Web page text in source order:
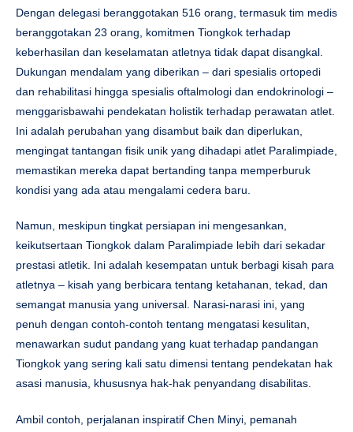
Dengan delegasi beranggotakan 516 orang, termasuk tim medis
beranggotakan 23 orang, komitmen Tiongkok terhadap
keberhasilan dan keselamatan atletnya tidak dapat disangkal.
Dukungan mendalam yang diberikan – dari spesialis ortopedi
dan rehabilitasi hingga spesialis oftalmologi dan endokrinologi –
menggarisbawahi pendekatan holistik terhadap perawatan atlet.
Ini adalah perubahan yang disambut baik dan diperlukan,
mengingat tantangan fisik unik yang dihadapi atlet Paralimpiade,
memastikan mereka dapat bertanding tanpa memperburuk
kondisi yang ada atau mengalami cedera baru.
Namun, meskipun tingkat persiapan ini mengesankan,
keikutsertaan Tiongkok dalam Paralimpiade lebih dari sekadar
prestasi atletik. Ini adalah kesempatan untuk berbagi kisah para
atletnya – kisah yang berbicara tentang ketahanan, tekad, dan
semangat manusia yang universal. Narasi-narasi ini, yang
penuh dengan contoh-contoh tentang mengatasi kesulitan,
menawarkan sudut pandang yang kuat terhadap pandangan
Tiongkok yang sering kali satu dimensi tentang pendekatan hak
asasi manusia, khususnya hak-hak penyandang disabilitas.
Ambil contoh, perjalanan inspiratif Chen Minyi, pemanah